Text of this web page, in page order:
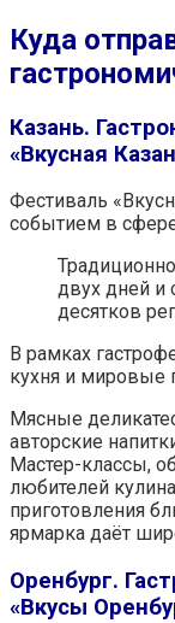
Куда
Казань.
«Вкусная
Фестиваль
событием в
двух дней и
десятков
В рамках
кухня и мировые
Мясные
авторские
Мастер-классы,
любителей
приготовления
ярмарка даёт
Оренбург.
«Вкусы